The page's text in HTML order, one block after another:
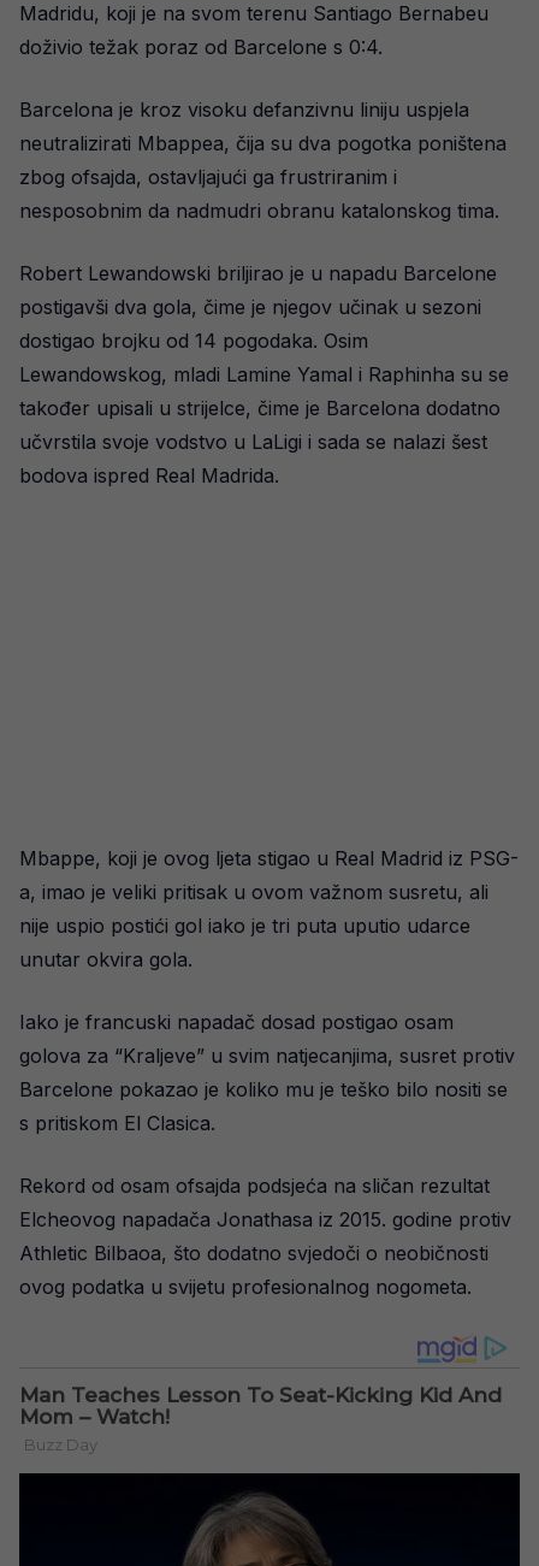
Madridu, koji je na svom terenu Santiago Bernabeu
doživio težak poraz od Barcelone s 0:4.
Barcelona je kroz visoku defanzivnu liniju uspjela
neutralizirati Mbappea, čija su dva pogotka poništena
zbog ofsajda, ostavljajući ga frustriranim i
nesposobnim da nadmudri obranu katalonskog tima.
Robert Lewandowski briljirao je u napadu Barcelone
postigavši dva gola, čime je njegov učinak u sezoni
dostigao brojku od 14 pogodaka. Osim
Lewandowskog, mladi Lamine Yamal i Raphinha su se
također upisali u strijelce, čime je Barcelona dodatno
učvrstila svoje vodstvo u LaLigi i sada se nalazi šest
bodova ispred Real Madrida.
Mbappe, koji je ovog ljeta stigao u Real Madrid iz PSG-
a, imao je veliki pritisak u ovom važnom susretu, ali
nije uspio postići gol iako je tri puta uputio udarce
unutar okvira gola.
Iako je francuski napadač dosad postigao osam
golova za “Kraljeve” u svim natjecanjima, susret protiv
Barcelone pokazao je koliko mu je teško bilo nositi se
s pritiskom El Clasica.
Rekord od osam ofsajda podsjeća na sličan rezultat
Elcheovog napadača Jonathasa iz 2015. godine protiv
Athletic Bilbaoa, što dodatno svjedoči o neobičnosti
ovog podatka u svijetu profesionalnog nogometa.